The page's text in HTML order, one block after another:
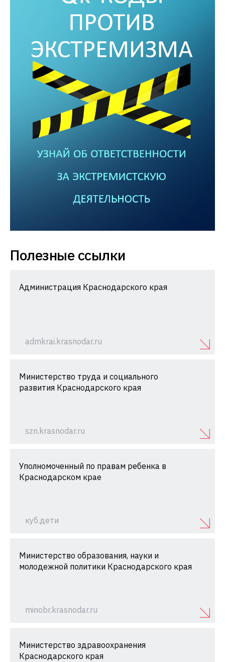
Полезные ссылки
Администрация Краснодарского края
admkrai.krasnodar.ru
Министерство труда и социального
развития Краснодарского края
szn.krasnodar.ru
Уполномоченный по правам ребенка в
Краснодарском крае
куб.дети
Министерство образования, науки и
молодежной политики Краснодарского края
minobr.krasnodar.ru
Министерство здравоохранения
Краснодарского края